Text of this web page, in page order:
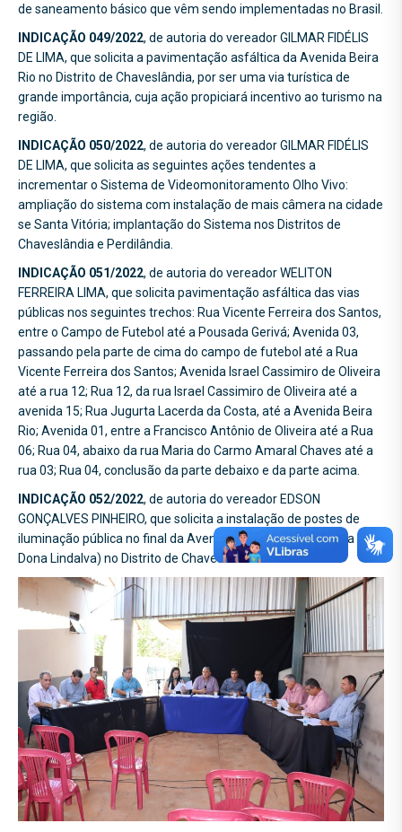
de saneamento básico que vêm sendo implementadas no Brasil.
INDICAÇÃO 049/2022, de autoria do vereador GILMAR FIDÉLIS
DE LIMA, que solicita a pavimentação asfáltica da Avenida Beira
Rio no Distrito de Chaveslândia, por ser uma via turística de
grande importância, cuja ação propiciará incentivo ao turismo na
região.
INDICAÇÃO 050/2022, de autoria do vereador GILMAR FIDÉLIS
DE LIMA, que solicita as seguintes ações tendentes a
incrementar o Sistema de Videomonitoramento Olho Vivo:
ampliação do sistema com instalação de mais câmera na cidade
se Santa Vitória; implantação do Sistema nos Distritos de
Chaveslândia e Perdilândia.
INDICAÇÃO 051/2022, de autoria do vereador WELITON
FERREIRA LIMA, que solicita pavimentação asfáltica das vias
públicas nos seguintes trechos: Rua Vicente Ferreira dos Santos,
entre o Campo de Futebol até a Pousada Gerivá; Avenida 03,
passando pela parte de cima do campo de futebol até a Rua
Vicente Ferreira dos Santos; Avenida Israel Cassimiro de Oliveira
até a rua 12; Rua 12, da rua Israel Cassimiro de Oliveira até a
avenida 15; Rua Jugurta Lacerda da Costa, até a Avenida Beira
Rio; Avenida 01, entre a Francisco Antônio de Oliveira até a Rua
06; Rua 04, abaixo da rua Maria do Carmo Amaral Chaves até a
rua 03; Rua 04, conclusão da parte debaixo e da parte acima.
INDICAÇÃO 052/2022, de autoria do vereador EDSON
GONÇALVES PINHEIRO, que solicita a instalação de postes de
iluminação pública no final da Avenida 01 (em frente a casa da
Dona Lindalva) no Distrito de Chaveslândia.